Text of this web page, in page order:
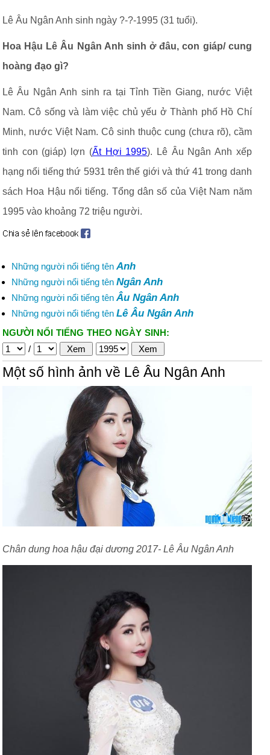
Lê Âu Ngân Anh sinh ngày ?-?-1995 (31 tuổi).
Hoa Hậu Lê Âu Ngân Anh sinh ở đâu, con giáp/ cung
hoàng đạo gì?
Lê Âu Ngân Anh sinh ra tại Tỉnh Tiền Giang, nước Việt
Nam. Cô sống và làm việc chủ yếu ở Thành phố Hồ Chí
Minh, nước Việt Nam. Cô sinh thuộc cung (chưa rõ), cầm
tinh con (giáp) lợn (Ất Hợi 1995). Lê Âu Ngân Anh xếp
hạng nổi tiếng thứ 5931 trên thế giới và thứ 41 trong danh
sách Hoa Hậu nổi tiếng. Tổng dân số của Việt Nam năm
1995 vào khoảng 72 triệu người.
Những người nổi tiếng tên Anh
Những người nổi tiếng tên Ngân Anh
Những người nổi tiếng tên Âu Ngân Anh
Những người nổi tiếng tên Lê Âu Ngân Anh
NGƯỜI NỔI TIẾNG THEO NGÀY SINH:
/
Một số hình ảnh về Lê Âu Ngân Anh
Chân dung hoa hậu đại dương 2017- Lê Âu Ngân Anh